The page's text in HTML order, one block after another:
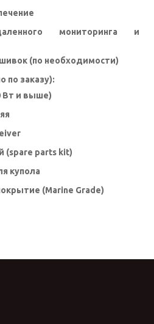
мониторинга и
(по необходимости)
по заказу):
Вт и выше)
(spare parts kit)
купола
(Marine Grade)